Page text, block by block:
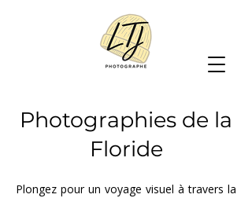
Photographies de la
Floride
Plongez pour un voyage visuel à travers la